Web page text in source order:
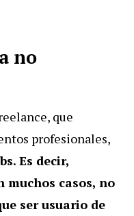
no
que
profesionales,
Es decir,
muchos casos, no
ser usuario de